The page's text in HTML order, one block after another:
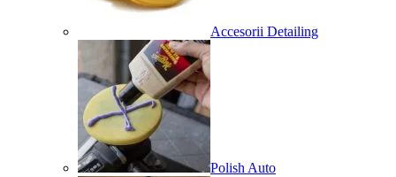
Accesorii Detailing
Polish Auto